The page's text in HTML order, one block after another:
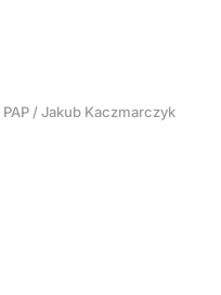
PAP /Jakub Kaczmarczyk